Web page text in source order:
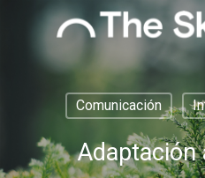
Comunicación
Adaptación